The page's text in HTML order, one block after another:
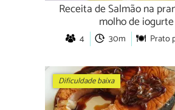
Receita de Salmão na
molho de iogurte
4 30m Prato
Dificuldade baixa